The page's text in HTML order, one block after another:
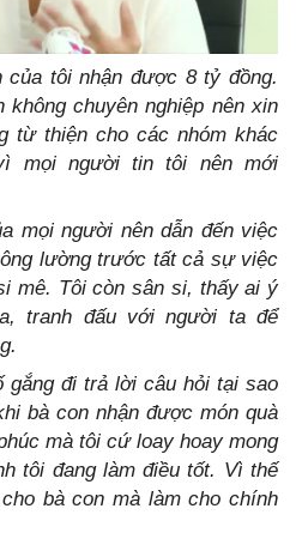
của tôi nhận được 8 tỷ đồng.
chuyên nghiệp nên xin
từ thiện cho các nhóm khác
mọi người tin tôi nên mới
mọi người nên dẫn đến việc
lường trước tất cả sự việc
mê. Tôi còn sân si, thấy ai ý
tranh đấu với người ta để
đi trả lời câu hỏi tại sao
bà con nhận được món quà
mà tôi cứ loay hoay mong
tôi đang làm điều tốt. Vì thế
bà con mà làm cho chính